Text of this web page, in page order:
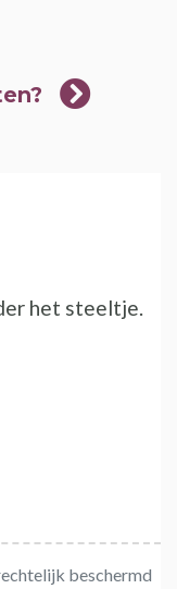
het steeltje.
beschermd